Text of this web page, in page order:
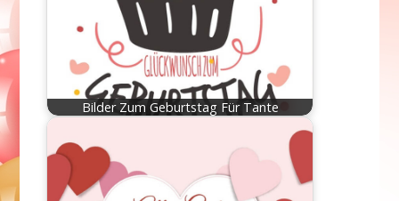
Bilder Zum Geburtstag Für Tante